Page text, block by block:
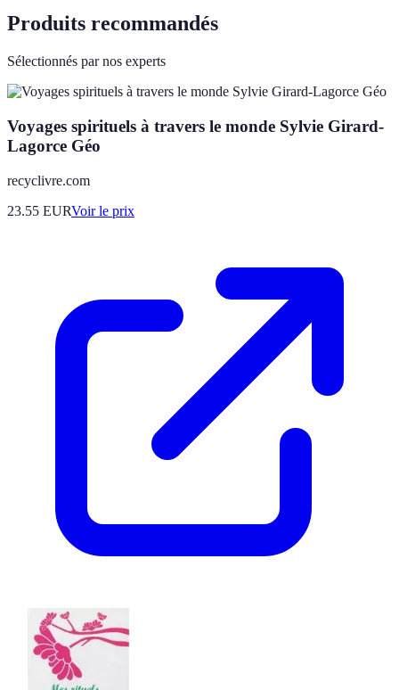
Produits recommandés
Sélectionnés par nos experts
Voyages spirituels à travers le monde Sylvie Girard-
Lagorce Géo
recyclivre.com
23.55 EURVoir le prix